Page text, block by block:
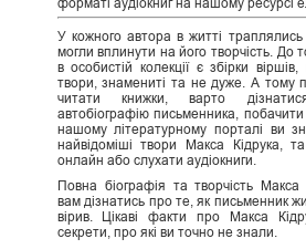
форматі аудіокниг на нашому ресурсі
У кожного автора в житті траплялись
могли вплинути на його творчість. До
в особистій колекції є збірки
твори, знамениті та не дуже. А тому
читати книжки, варто
автобіографію письменника,
нашому літературному порталі ви
найвідоміші твори Макса Кідрука,
онлайн або слухати аудіокниги.
Повна біографія та творчість
вам дізнатись про те, як письменник
вірив. Цікаві факти про Макса
секрети, про які ви точно не знали.